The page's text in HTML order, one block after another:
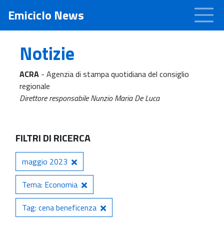
Emiciclo News
Notizie
ACRA - Agenzia di stampa quotidiana del consiglio
regionale
Direttore responsabile Nunzio Maria De Luca
FILTRI DI RICERCA
maggio 2023
Tema: Economia
Tag: cena beneficenza